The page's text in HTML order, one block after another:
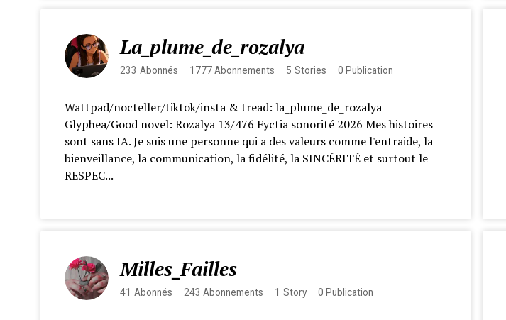
La_plume_de_rozalya
233 Abonnés 1777 Abonnements 5 Stories 0 Publication
Wattpad/nocteller/tiktok/insta & tread: la_plume_de_rozalya
Glyphea/Good novel: Rozalya 13/476 Fyctia sonorité 2026 Mes histoires
sont sans IA. Je suis une personne qui a des valeurs comme l'entraide, la
bienveillance, la communication, la fidélité, la SINCÉRITÉ et surtout le
RESPEC...
Milles_Failles
41 Abonnés 243 Abonnements 1 Story 0 Publication